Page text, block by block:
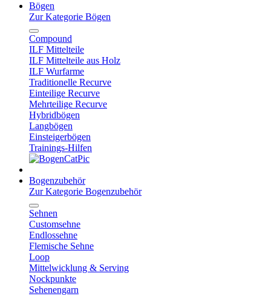
Bögen
Zur Kategorie Bögen
Compound
ILF Mittelteile
ILF Mittelteile aus Holz
ILF Wurfarme
Traditionelle Recurve
Einteilige Recurve
Mehrteilige Recurve
Hybridbögen
Langbögen
Einsteigerbögen
Trainings-Hilfen
Bogenzubehör
Zur Kategorie Bogenzubehör
Sehnen
Customsehne
Endlossehne
Flemische Sehne
Loop
Mittelwicklung & Serving
Nockpunkte
Sehenengarn